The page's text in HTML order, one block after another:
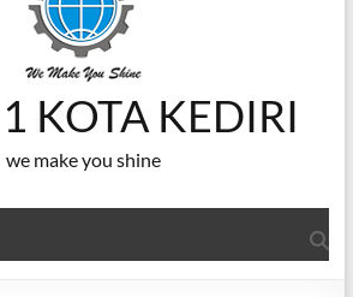
KOTA KEDIRI
we make you shine